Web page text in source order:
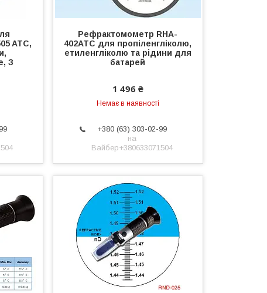
ATC,
З
Рефрактомометр RHA-
402ATC для пропіленгліколю,
етиленгліколю та рідини для
батарей
1 496 ₴
Немає в наявності
+380 (63) 303-02-99
на
Вайбер+380633071504